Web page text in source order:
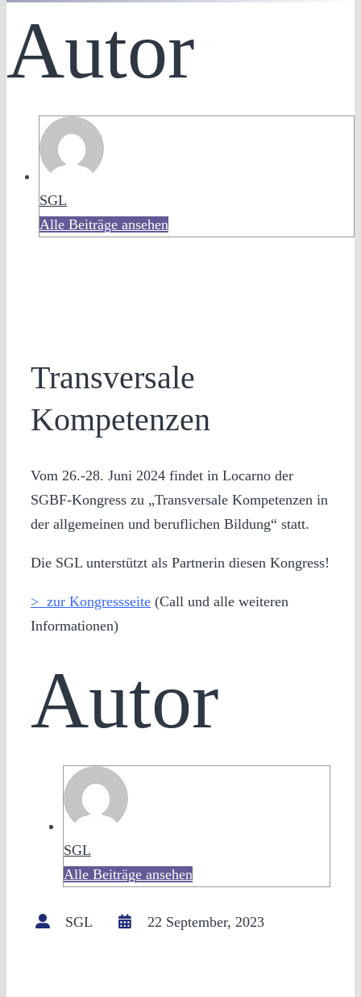
Autor
SGL
Alle Beiträge ansehen
Transversale
Kompetenzen
Vom 26.-28. Juni 2024 findet in Locarno der
SGBF-Kongress zu „Transversale Kompetenzen in
der allgemeinen und beruflichen Bildung“ statt.
Die SGL unterstützt als Partnerin diesen Kongress!
> zur Kongressseite(Call und alle weiteren
Informationen)
Autor
SGL
Alle Beiträge ansehen
SGL 22 September, 2023